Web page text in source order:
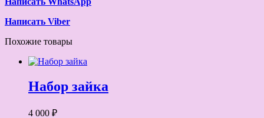
Написать Viber
Похожие товары
Набор зайка
4 000 ₽